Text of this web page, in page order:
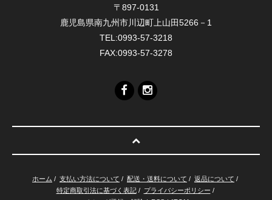
〒897-0131
鹿児島県南九州市川辺町上山田5266－1
TEL:0993-57-3218
FAX:0993-57-3278
ホーム / 支払い方法について / 配送・送料について / 返品について /
特定商取引法に基づく表記/ プライバシーポリシー /